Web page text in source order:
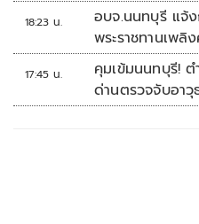
18:23 น.
อบจ.นนทบุรี แจ้
พระราชทานเพ
ประเสริฐ'
17:45 น.
คุมเข้มนนทบุรี!
ด่านตรวจจับอา